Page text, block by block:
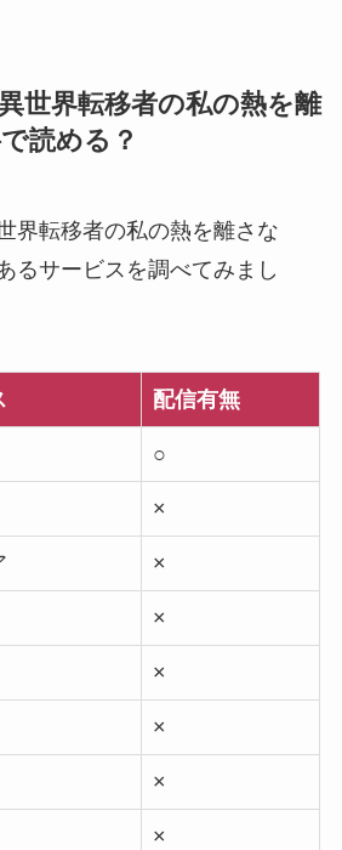
世界転移者の私の熱を離
読める？
界転移者の私の熱を離さな
るサービスを調べてみまし
配信有無
○
×
×
×
×
×
×
×